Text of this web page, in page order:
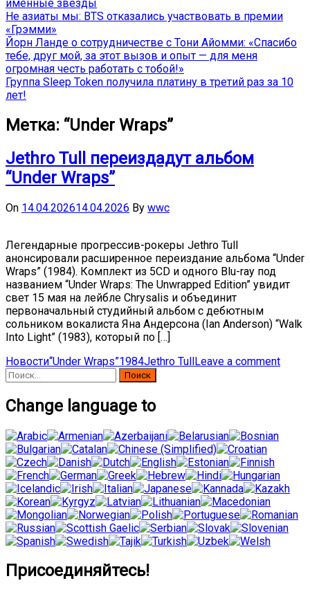
именные звёзды
Не азиаты мы: BTS отказались участвовать в премии
«Грэмми»
Йорн Ланде о сотрудничестве с Тони Айомми: «Спасибо
тебе, друг мой, за этот вызов и опыт — для меня
огромная честь работать с тобой!»
Группа Sleep Token получила платину в третий раз за 10
лет!
Метка: “Under Wraps”
Jethro Tull переиздадут альбом
“Under Wraps”
On 14.04.202614.04.2026 By wwc
Легендарные прогрессив-рокеры Jethro Tull
анонсировали расширенное переиздание альбома “Under
Wraps” (1984). Комплект из 5CD и одного Blu-ray под
названием “Under Wraps: The Unwrapped Edition” увидит
свет 15 мая на лейбле Chrysalis и объединит
первоначальный студийный альбом с дебютным
сольником вокалиста Яна Андерсона (Ian Anderson) “Walk
Into Light” (1983), который по […]
Новости“Under Wraps”1984Jethro TullLeave a comment
Найти:
Change language to
Присоединяйтесь!